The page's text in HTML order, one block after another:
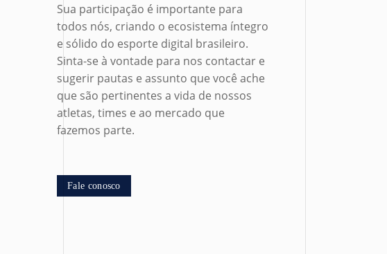
Sua participação é importante para
todos nós, criando o ecosistema íntegro
e sólido do esporte digital brasileiro.
Sinta-se à vontade para nos contactar e
sugerir pautas e assunto que você ache
que são pertinentes a vida de nossos
atletas, times e ao mercado que
fazemos parte.
Fale conosco